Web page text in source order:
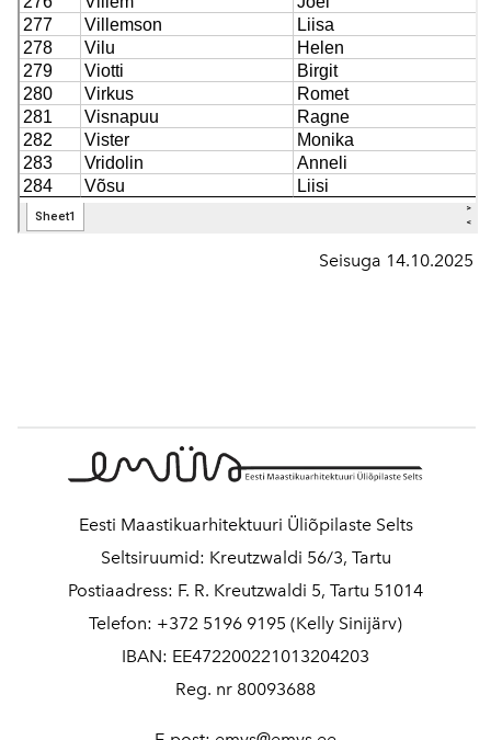
Seisuga 14.10.2025
Eesti Maastikuarhitektuuri Üliõpilaste Selts
Seltsiruumid: Kreutzwaldi 56/3, Tartu
Postiaadress: F. R. Kreutzwaldi 5, Tartu 51014
Telefon: +372 5196 9195 (Kelly Sinijärv)
IBAN: EE472200221013204203
Reg. nr 80093688